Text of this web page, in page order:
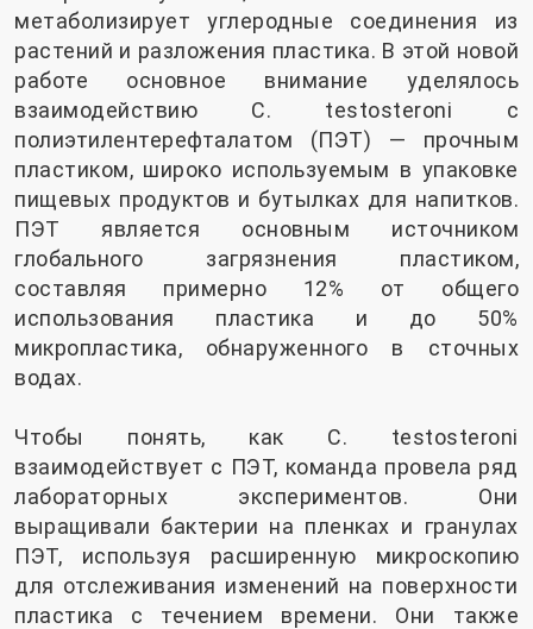
метаболизирует углеродные соединения из
растений и разложения пластика. В этой новой
работе основное внимание уделялось
взаимодействию C. testosteroni с
полиэтилентерефталатом (ПЭТ) — прочным
пластиком, широко используемым в упаковке
пищевых продуктов и бутылках для напитков.
ПЭТ является основным источником
глобального загрязнения пластиком,
составляя примерно 12% от общего
использования пластика и до 50%
микропластика, обнаруженного в сточных
водах.
Чтобы понять, как C. testosteroni
взаимодействует с ПЭТ, команда провела ряд
лабораторных экспериментов. Они
выращивали бактерии на пленках и гранулах
ПЭТ, используя расширенную микроскопию
для отслеживания изменений на поверхности
пластика с течением времени. Они также